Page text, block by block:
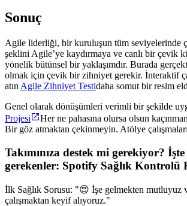
Sonuç
Agile liderliği, bir kuruluşun tüm seviyelerinde
şeklini Agile’ye kaydırmaya ve canlı bir çevik
yönelik bütünsel bir yaklaşımdır. Burada
olmak için çevik bir zihniyet gerekir. İnteraktif
atın Agile Zihniyet Testidaha somut bir resim
Genel olarak dönüşümleri verimli bir şekilde
Projesi
Her ne pahasına olursa olsun
Bir göz atmaktan çekinmeyin. Atölye
Takımınıza destek mi gerekiyor?
gerekenler: Spotify Sağlık Kontrolü
İlk Sağlık Sorusu: "😍 İşe gelmekten mutluyuz
çalışmaktan keyif alıyoruz."